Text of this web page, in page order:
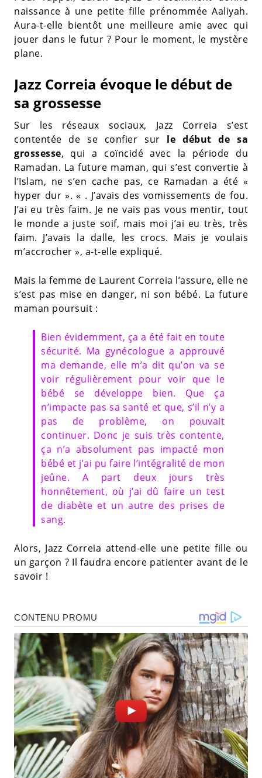
naissance à une petite fille prénommée Aaliyah.
Aura-t-elle bientôt une meilleure amie avec qui
jouer dans le futur ? Pour le moment, le mystère
plane.
Jazz Correia évoque le début de
sa grossesse
Sur les réseaux sociaux, Jazz Correia s’est
contentée de se confier sur le début de sa
grossesse, qui a coïncidé avec la période du
Ramadan. La future maman, qui s’est convertie à
l’Islam, ne s’en cache pas, ce Ramadan a été «
hyper dur ». « . J’avais des vomissements de fou.
J’ai eu très faim. Je ne vais pas vous mentir, tout
le monde a juste soif, mais moi j’ai eu très, très
faim. J’avais la dalle, les crocs. Mais je voulais
m’accrocher », a-t-elle expliqué.
Mais la femme de Laurent Correia l’assure, elle ne
s’est pas mise en danger, ni son bébé. La future
maman poursuit :
Bien évidemment, ça a été fait en toute
sécurité. Ma gynécologue a approuvé
ma demande, elle m’a dit qu’on va se
voir régulièrement pour voir que le
bébé se développe bien. Que ça
n’impacte pas sa santé et que, s’il n’y a
pas de problème, on pouvait
continuer. Donc je suis très contente,
ça n’a absolument pas impacté mon
bébé et j’ai pu faire l’intégralité de mon
jeûne. A part deux jours très
honnêtement, où j’ai dû faire un test
de diabète et un autre des prises de
sang.
Alors, Jazz Correia attend-elle une petite fille ou
un garçon ? Il faudra encore patienter avant de le
savoir !